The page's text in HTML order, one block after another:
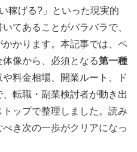
稼げる?」といった現実的
てあることがバラバラで、
かります。本記事では、ペ
像から、必須となる第一種
料金相場、開業ルート、ド
転職・副業検討者が動き出
ップで整理しました。読み
き次の一歩がクリアになっ